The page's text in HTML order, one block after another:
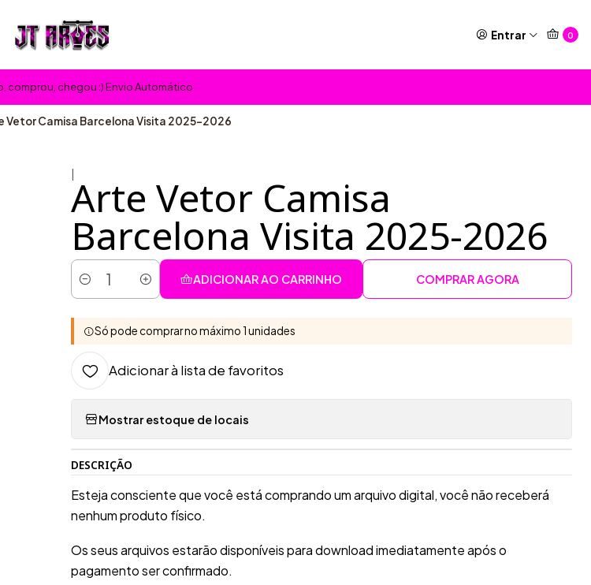
Entrar 0
comprou, chegou :) Envio Automático
Vetor Camisa Barcelona Visita 2025-2026
Arte Vetor Camisa
Barcelona Visita 2025-2026
Quantidade
ADICIONAR AO CARRINHO COMPRAR AGORA
Só pode comprar no máximo 1 unidades
Adicionar à lista de favoritos
Mostrar estoque de locais
DESCRIÇÃO
Esteja consciente que você está comprando um arquivo digital, você não receberá
nenhum produto físico.
Os seus arquivos estarão disponíveis para download imediatamente após o
pagamento ser confirmado.